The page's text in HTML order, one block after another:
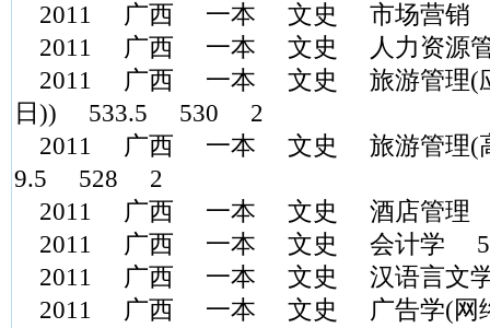
2011 广西 一本 文史 市场营
2011 广西 一本 文史 人力资源
2011 广西 一本 文史 旅游管理(应
日)) 533.5 530 2
2011 广西 一本 文史 旅游管理(
9.5 528 2
2011 广西 一本 文史 酒店管
2011 广西 一本 文史 会计学
2011 广西 一本 文史 汉语言文
2011 广西 一本 文史 广告学(网